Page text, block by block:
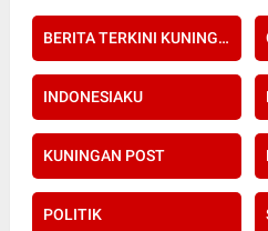
BERITA TERKINI KUNINGAN POST
INDONESIAKU
KUNINGAN POST
POLITIK